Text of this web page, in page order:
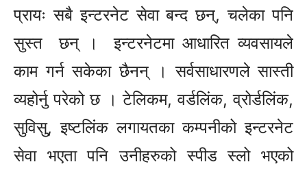
प्रायः सबै इन्टरनेट सेवा बन्द छन्, चलेका पनि
सुस्त छन् । इन्टरनेटमा आधारित व्यवसायले
काम गर्न सकेका छैनन् । सर्वसाधारणले सास्ती
व्यहोर्नु परेको छ । टेलिकम, वर्डलिंक, व्रोर्डलिंक,
सुविसु, इष्टलिंक लगायतका कम्पनीको इन्टरनेट
सेवा भएता पनि उनीहरुको स्पीड स्लो भएको